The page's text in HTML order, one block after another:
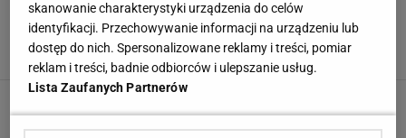
POLSKA vs FINLANDIA [transmisja w tv,
internecie] ZA DARMO
korz,26 MARCA 2016, 11:28
- Finland FREE STREAM ONLINE
skanowanie charakterystyki urządzenia do celów
identyfikacji. Przechowywanie informacji na urządzeniu lub
dostęp do nich. Spersonalizowane reklamy i treści, pomiar
reklam i treści, badnie odbiorców i ulepszanie usług.
Lista Zaufanych Partnerów